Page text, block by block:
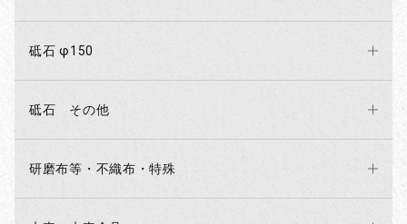
砥石 φ150
砥石 その他
研磨布等・不織布・特殊